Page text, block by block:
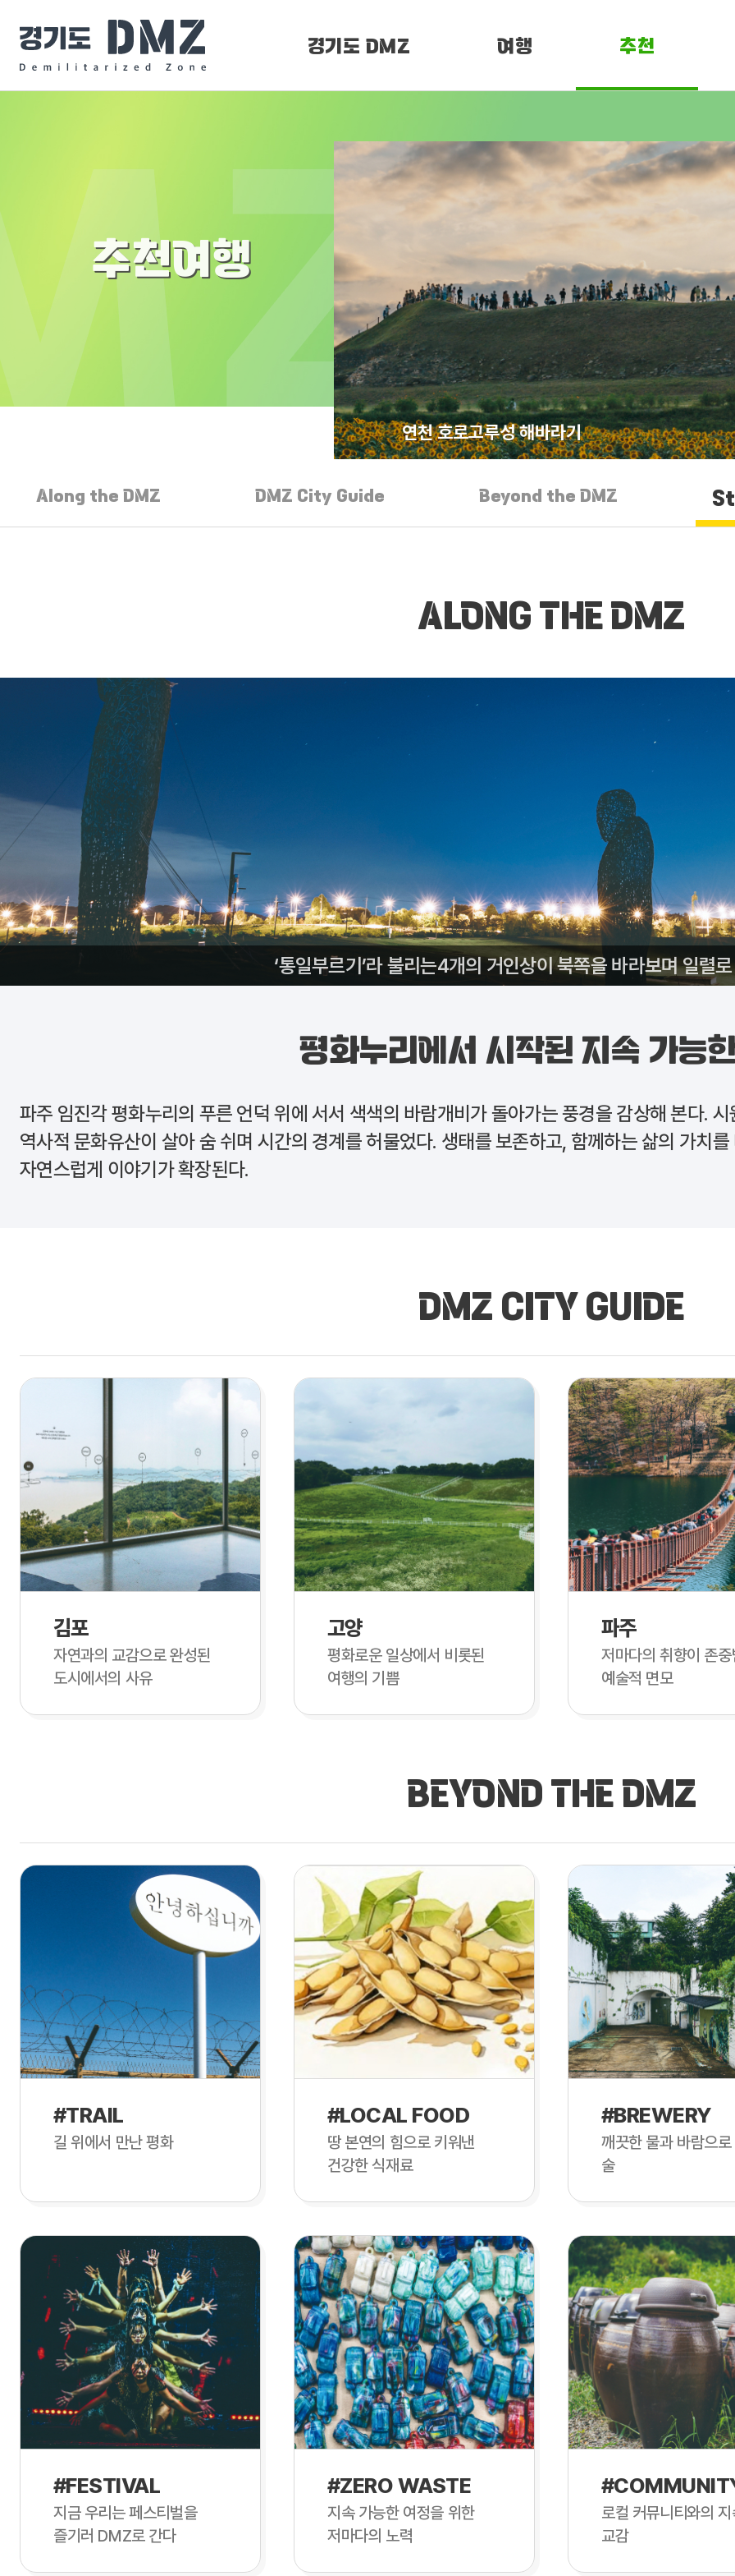
경기도 DMZ
DMZ OPEN 페스티벌
여행
임진각 평화누리
DMZ 평화누리길
추천
추천여행
연천 호로고루성 해바라기
Along the DMZ DMZ City Guide Beyond the DMZ
ALONG THE DMZ
‘통일부르기’라 불리는4개의 거인상이 북쪽을 바라보며 일렬
평화누리에서 시작된 지속 가능
파주 임진각 평화누리의 푸른 언덕 위에 서서 색색의 바람개비가 돌아가는 풍경을 감상해 본다.
역사적 문화유산이 살아 숨 쉬며 시간의 경계를 허물었다. 생태를 보존하고, 함께하는 삶의 가치
자연스럽게 이야기가 확장된다.
DMZ CITY GUIDE
김포
자연과의 교감으로 완성된
도시에서의 사유
고양
평화로운 일상에서 비롯된
여행의 기쁨
파주
저마다의 취향이 존
예술적 면모
BEYOND THE DMZ
#TRAIL
길 위에서 만난 평화
#LOCAL FOOD
땅 본연의 힘으로 키워낸
건강한 식재료
#BREWERY
깨끗한 물과 바람으
술
#FESTIVAL
지금 우리는 페스티벌을
즐기러 DMZ로 간다
#ZERO WASTE
지속 가능한 여정을 위한
저마다의 노력
로컬 커뮤니티와의
교감